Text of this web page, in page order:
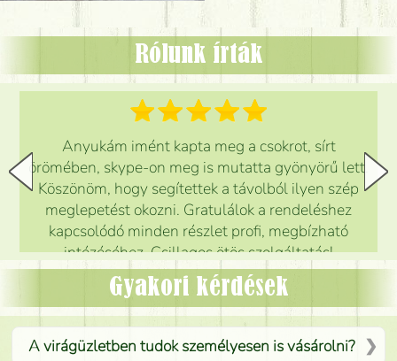
Rólunk írták
Anyukám imént kapta meg a csokrot, sírt
örömében, skype-on meg is mutatta gyönyörű lett.
Köszönöm, hogy segítettek a távolból ilyen szép
meglepetést okozni. Gratulálok a rendeléshez
kapcsolódó minden részlet profi, megbízható
intézéséhez. Csillagos ötös szolgáltatás!
Mónika
Gyakori kérdések
A virágüzletben tudok személyesen is vásárolni?